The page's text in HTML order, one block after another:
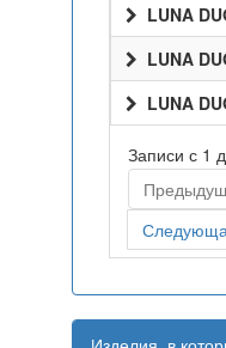
LUNA
LUNA
LUNA
Записи с 1